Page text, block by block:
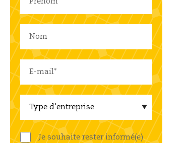
Je souhaite rester informé(e)